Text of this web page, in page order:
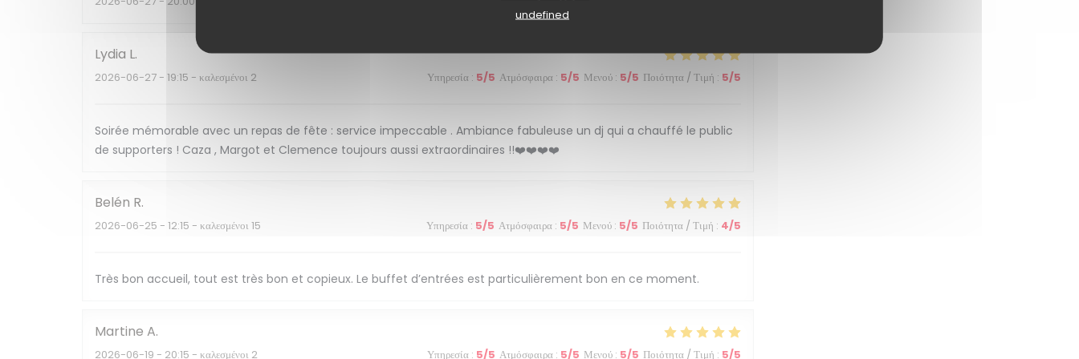
undefined
Lydia L
2026-06-27 - 19:15 - καλεσμένοι 2 Υπηρεσία : 5/5 Ατμόσφαιρα : 5/5 Μενού : 5/5 Ποιότητα / Τιμή : 5/5
Soirée mémorable avec un repas de fête : service impeccable . Ambiance fabuleuse un dj qui a chauffé le public
de supporters ! Caza , Margot et Clemence toujours aussi extraordinaires !!❤️❤️❤️❤️
Belén R
2026-06-25 - 12:15 - καλεσμένοι 15 Υπηρεσία : 5/5 Ατμόσφαιρα : 5/5 Μενού : 5/5 Ποιότητα / Τιμή : 4/5
Très bon accueil, tout est très bon et copieux. Le buffet d’entrées est particulièrement bon en ce moment.
Martine A
2026-06-19 - 20:15 - καλεσμένοι 2 Υπηρεσία : 5/5 Ατμόσφαιρα : 5/5 Μενού : 5/5 Ποιότητα / Τιμή : 5/5